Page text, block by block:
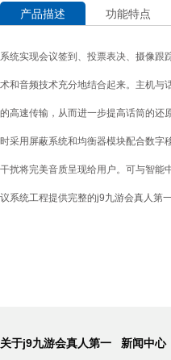
产品描述 功能特点
系统实现会议签到、投票表决、摄像跟
术和音频技术充分地结合起来。主机与
的高速传输，从而进一步提高话筒的还
时采用屏蔽系统和均衡器模块配合数字
干扰将完美音质呈现给用户。可与智能
议系统工程提供完整的j9九游会真人第
关于j9九游会真人第一
新闻中心